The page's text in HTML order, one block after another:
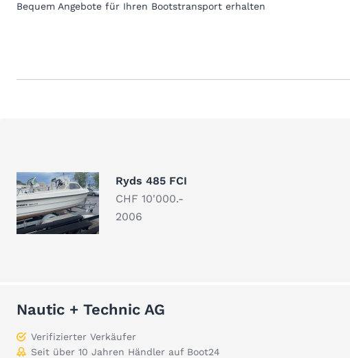
Bequem Angebote für Ihren Bootstransport erhalten
Ryds 485 FCI
CHF 10'000.-
2006
Nautic + Technic AG
Verifizierter Verkäufer
Seit über 10 Jahren Händler auf Boot24